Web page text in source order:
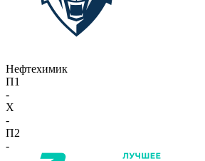
Нефтехимик
П1
-
X
-
П2
-